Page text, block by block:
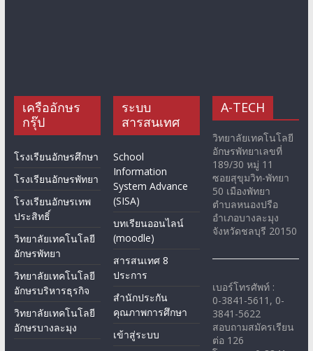
เครืออักษร
กรุ๊ป
โรงเรียนอักษรศึกษา
โรงเรียนอักษรพัทยา
โรงเรียนอักษรเทพ
ประสิทธิ์
วิทยาลัยเทคโนโลยี
อักษรพัทยา
วิทยาลัยเทคโนโลยี
อักษรบริหารธุรกิจ
วิทยาลัยเทคโนโลยี
อักษรบางละมุง
ระบบ
สารสนเทศ
School
Information
System Advance
(SISA)
บทเรียนออนไลน์
(moodle)
สารสนเทศ 8
ประการ
สำนักประกัน
คุณภาพการศึกษา
เข้าสู่ระบบ
A-TECH
วิทยาลัยเทคโนโลยี
อักษรพัทยาเลขที่
189/30 หมู่ 11
ซอยสุขุมวิท-พัทยา
50 เมืองพัทยา
ตำบลหนองปรือ
อำเภอบางละมุง
จังหวัดชลบุรี 20150
เบอร์โทรศัพท์ :
0-3841-5611, 0-
3841-5622
สอบถามสมัครเรียน
ต่อ 126